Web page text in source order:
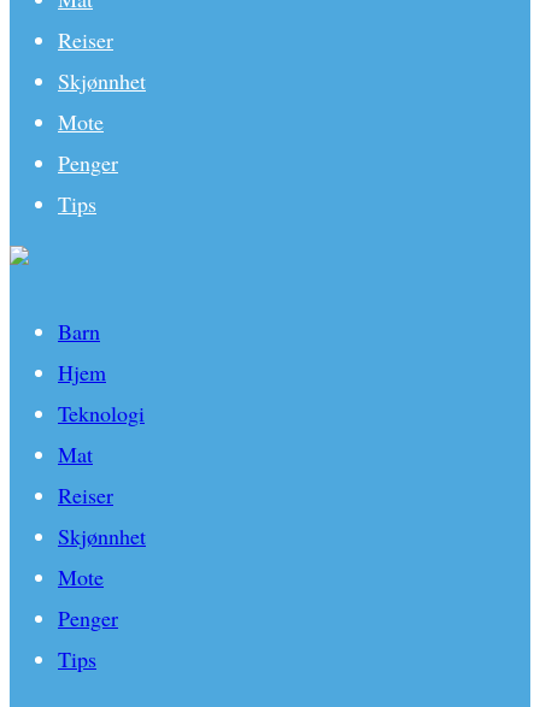
Reiser
Skjønnhet
Mote
Penger
Tips
Barn
Hjem
Teknologi
Mat
Reiser
Skjønnhet
Mote
Penger
Tips